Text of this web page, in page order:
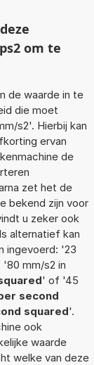
om te
de waarde in te
die moet
s2'. Hierbij kan
ervan
de
zet het de
bekend zijn voor
u zeker ook
alternatief kan
ingevoerd: '23
mm/s2 in
' of '45
second
squared'.
ook
waarde
welke van deze